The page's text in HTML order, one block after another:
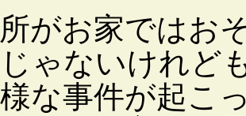
がお家ではお
ゃないけれど
な事件が起こ